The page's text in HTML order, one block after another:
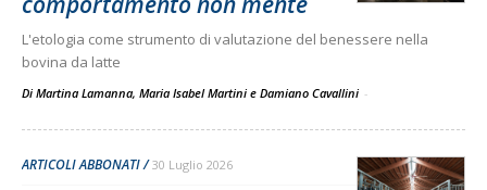
L'etologia come strumento di valutazione del benessere nella
bovina da latte
Di Martina Lamanna, Maria Isabel Martini e Damiano Cavallini -
ARTICOLI ABBONATI 30 Luglio 2026